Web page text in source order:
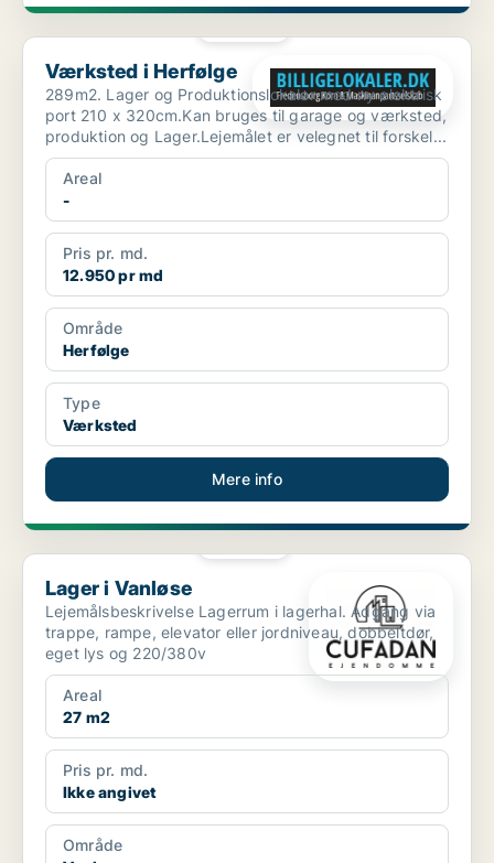
Værksted i Herfølge
Værksted i Herfølge
289m2. Lager og Produktionslokaler med ny elektrisk
port 210 x 320cm.Kan bruges til garage og værksted,
produktion og Lager.Lejemålet er velegnet til forskel...
Areal
-
Pris pr. md.
12.950 pr md
Område
Herfølge
Type
Værksted
Mere info
Lager i Vanløse
Lager i Vanløse
Lejemålsbeskrivelse Lagerrum i lagerhal. Adgang via
trappe, rampe, elevator eller jordniveau, dobbeltdør,
eget lys og 220/380v
Areal
27 m2
Pris pr. md.
Ikke angivet
Område